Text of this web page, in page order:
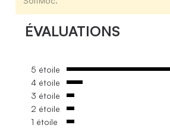
ÉVALUATIONS
5 étoile
4 étoile
3 étoile
2 étoile
1 étoile